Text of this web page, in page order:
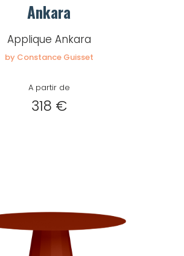
Ankara
Applique Ankara
by Constance Guisset
A partir de
318 €